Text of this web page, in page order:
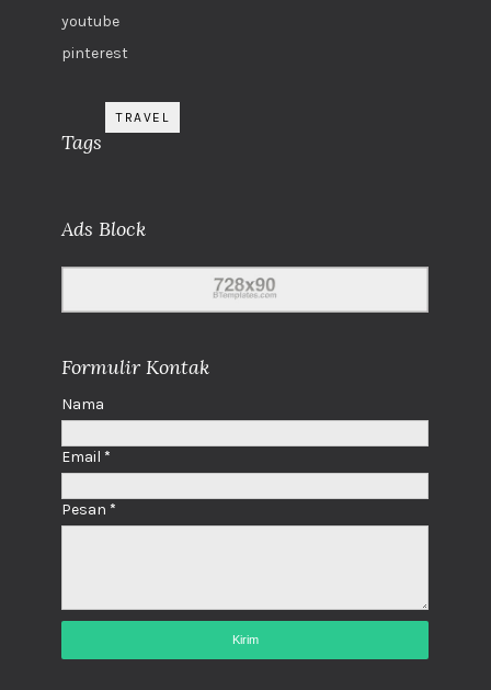
youtube
pinterest
Tags
TRAVEL
Ads Block
Formulir Kontak
Nama
Email *
Pesan *